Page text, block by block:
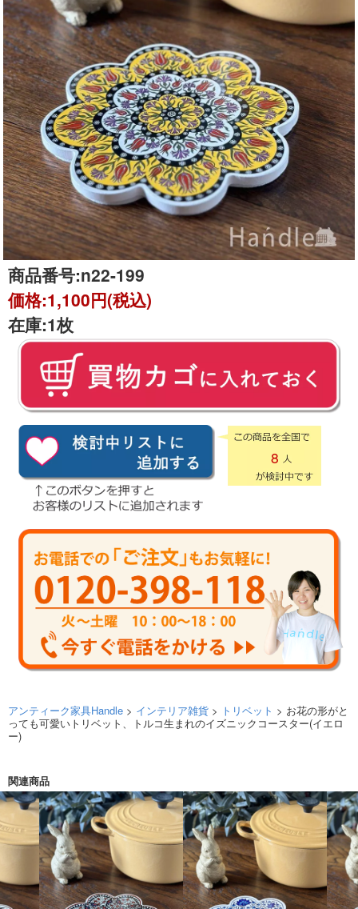
商品番号:n22-199
価格:1,100円(税込)
在庫:1枚
8
アンティーク家具Handle > インテリア雑貨 > トリベット > お花の形がと
っても可愛いトリベット、トルコ生まれのイズニックコースター(イエロ
ー)
関連商品